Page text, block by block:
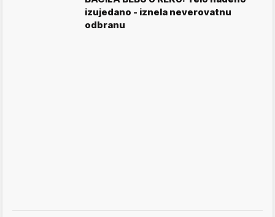
izujedano - iznela neverovatnu
odbranu